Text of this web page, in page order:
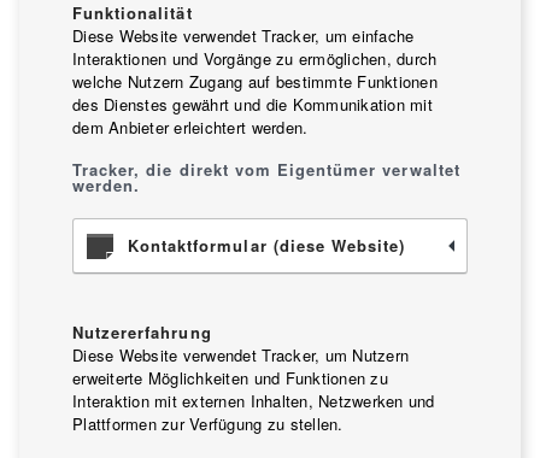
Funktionalität
Diese Website verwendet Tracker, um einfache
Interaktionen und Vorgänge zu ermöglichen, durch
welche Nutzern Zugang auf bestimmte Funktionen
des Dienstes gewährt und die Kommunikation mit
dem Anbieter erleichtert werden.
Tracker, die direkt vom Eigentümer verwaltet
werden.
Kontaktformular (diese Website)
Nutzererfahrung
Diese Website verwendet Tracker, um Nutzern
erweiterte Möglichkeiten und Funktionen zu
Interaktion mit externen Inhalten, Netzwerken und
Plattformen zur Verfügung zu stellen.